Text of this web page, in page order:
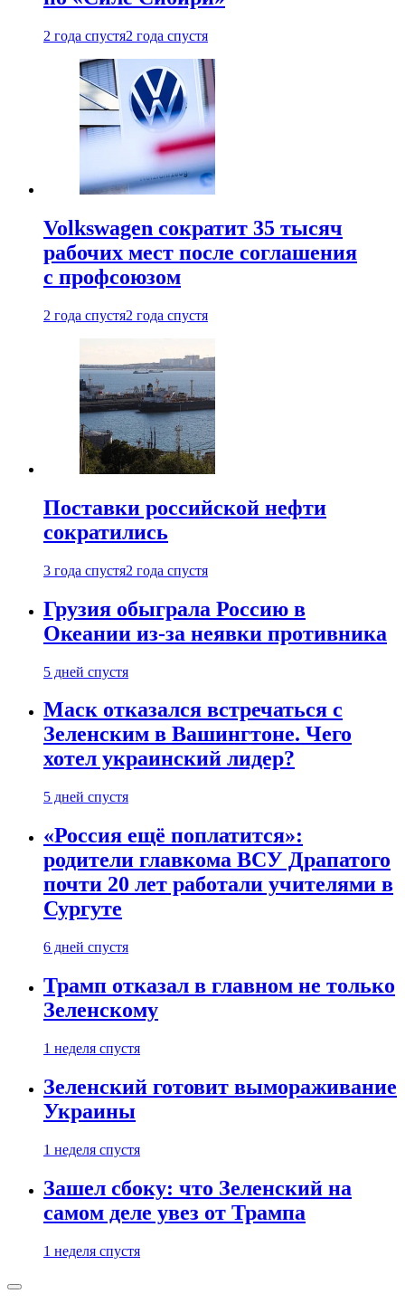
2 года спустя2 года спустя
Volkswagen сократит 35 тысяч
рабочих мест после соглашения
с профсоюзом
2 года спустя2 года спустя
Поставки российской нефти
сократились
3 года спустя2 года спустя
Грузия обыграла Россию в
Океании из-за неявки противника
5 дней спустя
Маск отказался встречаться с
Зеленским в Вашингтоне. Чего
хотел украинский лидер?
5 дней спустя
«Россия ещё поплатится»:
родители главкома ВСУ Драпатого
почти 20 лет работали учителями в
Сургуте
6 дней спустя
Трамп отказал в главном не только
Зеленскому
1 неделя спустя
Зеленский готовит вымораживание
Украины
1 неделя спустя
Зашел сбоку: что Зеленский на
самом деле увез от Трампа
1 неделя спустя